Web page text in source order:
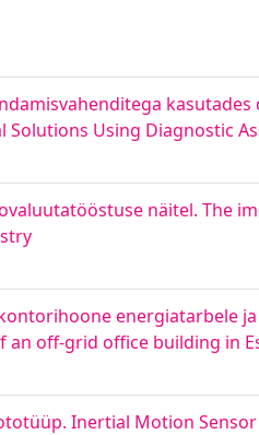
Using Diagnostic
näitel. The
energiatarbele
off-grid office building in
Inertial Motion